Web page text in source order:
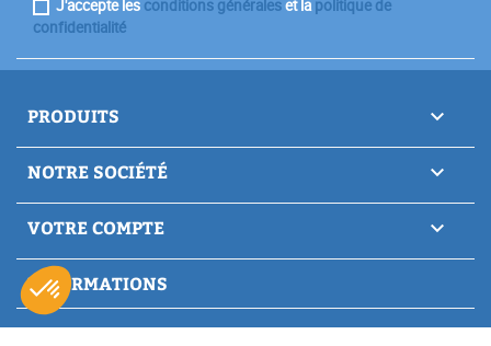
J'accepte les conditions généraleset lapolitique de
confidentialité
PRODUITS 
NOTRE SOCIÉTÉ 
VOTRE COMPTE 
INFORMATIONS